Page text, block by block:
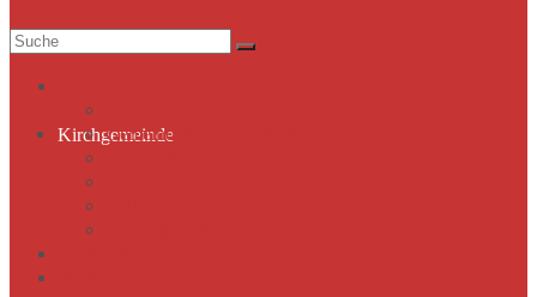
Kirchgemeinde
Suche
Gemeindekirchenrat & Mitarbeiter